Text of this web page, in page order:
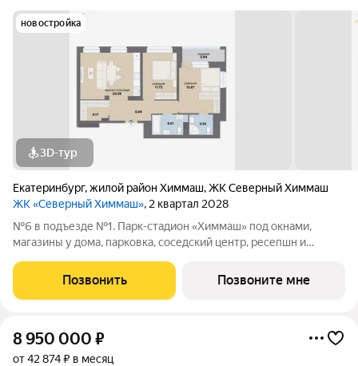
новостройка
3D-тур
Екатеринбург,жилой район Химмаш,ЖК Северный Химмаш
ЖК «Северный Химмаш», 2 квартал 2028
№6 в подъезде №1. Парк-стадион «Химмаш» под окнами,
магазины у дома, парковка, соседский центр, ресепшн и
Северном Химмаше это комфортные дома со всей
необходимой для жизни инфраструктурой,
Позвонить Позвоните мне
8 950 000 ₽
от 42 874 ₽ в месяц